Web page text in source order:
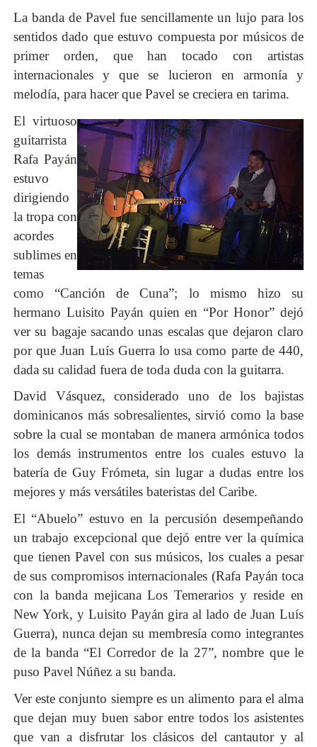
La banda de Pavel fue sencillamente un lujo para los
sentidos dado que estuvo compuesta por músicos de
primer orden, que han tocado con artistas
internacionales y que se lucieron en armonía y
melodía, para hacer que Pavel se creciera en tarima.
El virtuoso
guitarrista
Rafa Payán
estuvo
dirigiendo
la tropa con
acordes
sublimes en
temas
como “Canción de Cuna”; lo mismo hizo su
hermano Luisito Payán quien en “Por Honor” dejó
ver su bagaje sacando unas escalas que dejaron claro
por que Juan Luís Guerra lo usa como parte de 440,
dada su calidad fuera de toda duda con la guitarra.
David Vásquez, considerado uno de los bajistas
dominicanos más sobresalientes, sirvió como la base
sobre la cual se montaban de manera armónica todos
los demás instrumentos entre los cuales estuvo la
batería de Guy Frómeta, sin lugar a dudas entre los
mejores y más versátiles bateristas del Caribe.
El “Abuelo” estuvo en la percusión desempeñando
un trabajo excepcional que dejó entre ver la química
que tienen Pavel con sus músicos, los cuales a pesar
de sus compromisos internacionales (Rafa Payán toca
con la banda mejicana Los Temerarios y reside en
New York, y Luisito Payán gira al lado de Juan Luís
Guerra), nunca dejan su membresía como integrantes
de la banda “El Corredor de la 27”, nombre que le
puso Pavel Núñez a su banda.
Ver este conjunto siempre es un alimento para el alma
que dejan muy buen sabor entre todos los asistentes
que van a disfrutar los clásicos del cantautor y al